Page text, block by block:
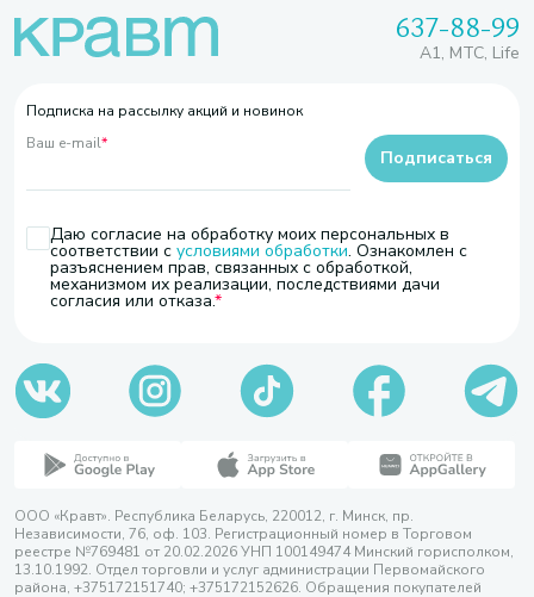
637-88-99
A1, МТС, Life
Подписка на рассылку акций и новинок
Ваш e-mail*
Даю согласие на обработку моих персональных в
соответствии с условиями обработки. Ознакомлен с
разъяснением прав, связанных с обработкой,
механизмом их реализации, последствиями дачи
согласия или отказа.
Подписаться
ООО «Кравт». Республика Беларусь, 220012, г. Минск, пр.
Независимости, 76, оф. 103. Регистрационный номер в Торговом
реестре №769481 от 20.02.2026 УНП 100149474 Минский горисполком,
13.10.1992. Отдел торговли и услуг администрации Первомайского
района, +375172151740; +375172152626. Обращения покупателей